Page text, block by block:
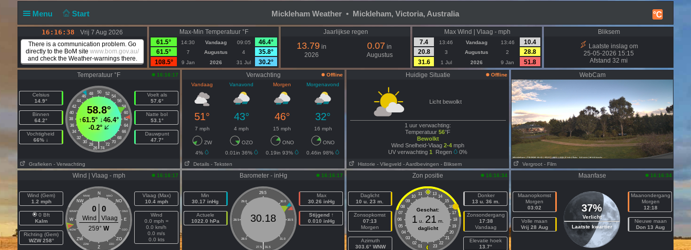
Menu Start °C
Mickleham Weather • Mickleham, Victoria, Australia
16:16:38
Vrij 7 Aug 2026
There is a communication problem. Go
directly to the BoM site www.bom.gov.au/
and check the Weather-warnings there.
Max-Min Temperatuur °F
61.5°
14:30 Vandaag 09:05
46.4°
61.5°
7 Augustus 4
35.8°
108.5°
9 Jan 2026 31 Jul 30.2°
Jaarlijkse regen
13.79 in
2026
0.07 in
Augustus
Max Wind | Vlaag - mph
7.4
13:46 Vandaag 13:46
10.4
20.8
3 Augustus 2
28.8
31.6
1 Jul 2026 9 Jan 51.8
Bliksem
Laatste inslag om
25-05-2026 15:15
Afstand 32 mi
Temperatuur °F
16:16:17
Celsius
14.9°
Binnen
64.2°
Vochtigheid
66% ↓
50
48 52
46
54
44
56
42
58
40
60
38
62
36
64
34
66
32
68
30
70
28 72
|
26 74
58.8°
↑61.5° ↓46.4°
-0.2°
Voelt als
57.6°
Natte bol
53.1°
Dauwpunt
47.7°
Grafieken - Verwachting
Verwachting
Offline
Vandaag
Vanavond Morgen Morgenavond
51° 43° 46° 32°
7 mph 4 mph 15 mph 16 mph
ZW OZO ONO
ONO
4%
0.01in 36% 0.19in 93%
0.46in 98%
Details - Teksten
Huidige Situatie Offline
Licht bewolkt
1 uur verwachting:
Temperatuur 56°F
Bewolkt
Wind Snelheid-Vlaag 2-4 mph
UV verwachting 1 Regen 0%
Historie - Vliegveld - Aardbevingen - Bliksem
WebCam
Vergroot - Film
Wind | Vlaag - mph 16:16:17
Wind (Gem)
1.2 mph
0 Bft
Kalm
Richting (Gem)
WZW 258°
N
NNW NNO
NW NO
WNW ONO
W E
WZW OZO
ZW ZO
ZZW ZZO
Z
0 0
Wind
Vlaag
259° W
Vlaag (Max)
10.4 mph
Wind
0.0 mph =
0.0 km/h
0.0 m/s
0.0 kts
Barometer - inHg 16:16:17
Min
30.17 inHg
Actuele
1022.0 hPa
29.5
29.0 30.0
28.5 30.5
28.0 31.0
|
27.5 31.5
30.18
Max
30.26 inHg
Stijgend ↑
0.010 inHg
Zon positie 16:16:34
Daglicht
10 u. 23 m.
Zonsopkomst
07:13
Morgen
Azimuth
303.6° WNW
11 13
10
14
09
15
08
16
07
17
06
18
05
19
04
20
03
21
02
22
01 23
Geschat:
1 u. 21 m.
daglicht
Donker
13 u. 36 m.
Zonsondergang
17:38
Vandaag
Elevatie hoek
13.7°
Maanfase 16:16:34
Maanopkomst
Morgen
03:02
Volle maan
Vrij 28 Aug
37%
Verlicht
Laatste kwartier
Maanondergang
Morgen
12:18
Nieuwe maan
Don 13 Aug